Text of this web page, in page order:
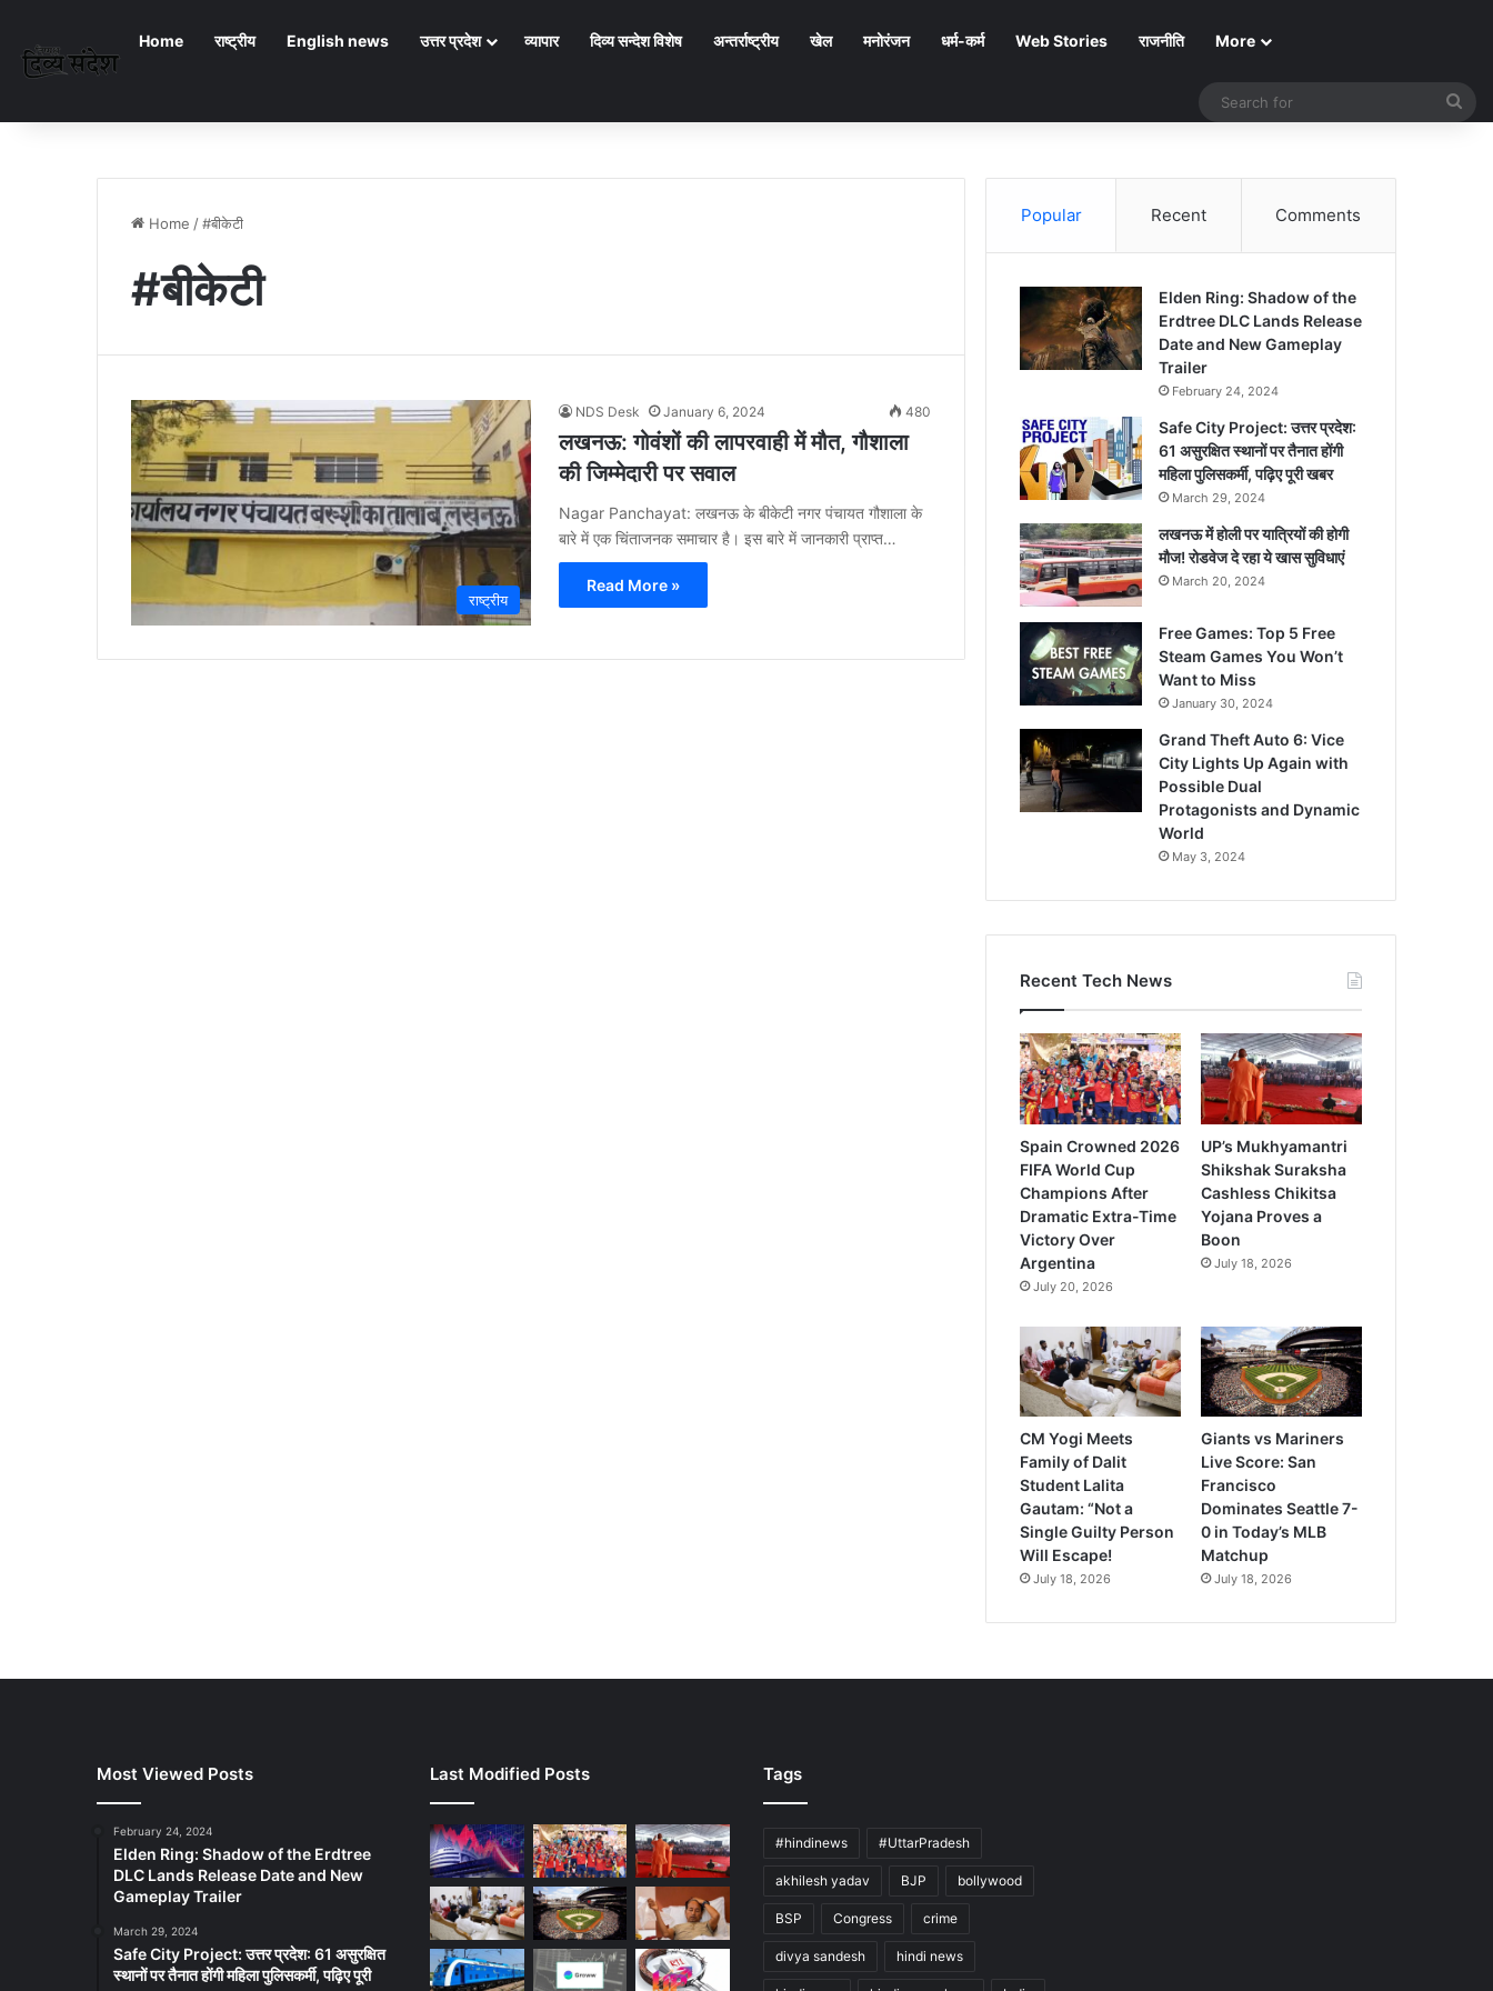
Home राष्ट्रीय English news उत्तर प्रदेश व्यापार दिव्य सन्देश विशेष अन्तर्राष्ट्रीय खेल मनोरंजन धर्म-कर्म Web Stories राजनीति More
Home /#बीकेटी
#बीकेटी
राष्ट्रीय
NDS Desk January 6, 2024 480
लखनऊ: गोवंशों की लापरवाही में मौत, गौशाला
की जिम्मेदारी पर सवाल
Nagar Panchayat: लखनऊ के बीकेटी नगर पंचायत गौशाला के
बारे में एक चिंताजनक समाचार है। इस बारे में जानकारी प्राप्त…
Read More »
Popular Recent Comments
Elden Ring: Shadow of the
Erdtree DLC Lands Release
Date and New Gameplay
Trailer
February 24, 2024
Safe City Project: उत्तर प्रदेश:
61 असुरक्षित स्थानों पर तैनात होंगी
महिला पुलिसकर्मी, पढ़िए पूरी खबर
March 29, 2024
लखनऊ में होली पर यात्रियों की होगी
मौज! रोडवेज दे रहा ये खास सुविधाएं
March 20, 2024
Free Games: Top 5 Free
Steam Games You Won’t
Want to Miss
January 30, 2024
Grand Theft Auto 6: Vice
City Lights Up Again with
Possible Dual
Protagonists and Dynamic
World
May 3, 2024
Recent Tech News
Spain Crowned 2026
FIFA World Cup
Champions After
Dramatic Extra-Time
Victory Over
Argentina
July 20, 2026
UP’s Mukhyamantri
Shikshak Suraksha
Cashless Chikitsa
Yojana Proves a
Boon
July 18, 2026
CM Yogi Meets
Family of Dalit
Student Lalita
Gautam: “Not a
Single Guilty Person
Will Escape!
July 18, 2026
Giants vs Mariners
Live Score: San
Francisco
Dominates Seattle 7-
0 in Today’s MLB
Matchup
July 18, 2026
Most Viewed Posts
February 24, 2024
Elden Ring: Shadow of the Erdtree
DLC Lands Release Date and New
Gameplay Trailer
March 29, 2024
Safe City Project: उत्तर प्रदेश: 61 असुरक्षित
स्थानों पर तैनात होंगी महिला पुलिसकर्मी, पढ़िए पूरी
Last Modified Posts Tags
#hindinews #UttarPradesh
akhilesh yadav BJP bollywood
BSP Congress crime
divya sandesh hindi news